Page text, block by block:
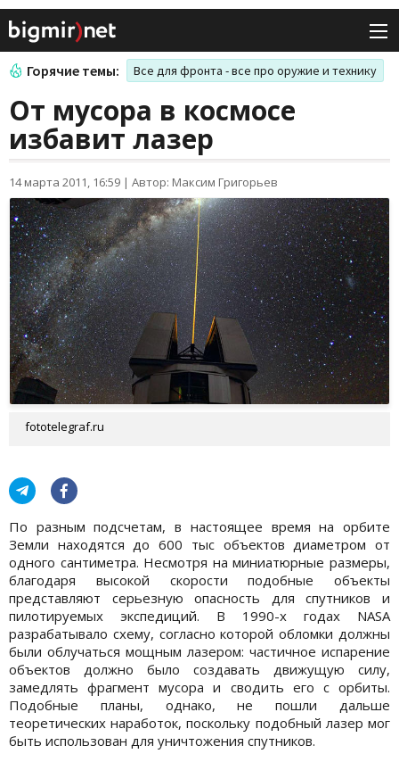
Горячие темы: Все для фронта - все про оружие и технику
От мусора в космосе
избавит лазер
14 марта 2011, 16:59 | Автор: Максим Григорьев
fototelegraf.ru
По разным подсчетам, в настоящее время на орбите
Земли находятся до 600 тыс объектов диаметром от
одного сантиметра. Несмотря на миниатюрные размеры,
благодаря высокой скорости подобные объекты
представляют серьезную опасность для спутников и
пилотируемых экспедиций. В 1990-х годах NASA
разрабатывало схему, согласно которой обломки должны
были облучаться мощным лазером: частичное испарение
объектов должно было создавать движущую силу,
замедлять фрагмент мусора и сводить его с орбиты.
Подобные планы, однако, не пошли дальше
теоретических наработок, поскольку подобный лазер мог
быть использован для уничтожения спутников.